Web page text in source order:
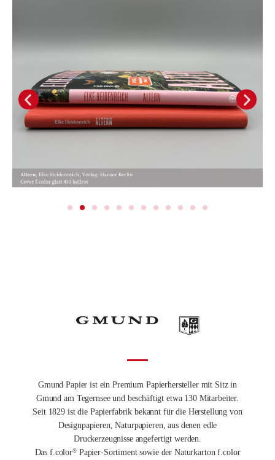
Gmund Papier ist ein Premium Papierhersteller mit Sitz in
Gmund am Tegernsee und beschäftigt etwa 130 Mitarbeiter.
Seit 1829 ist die Papierfabrik bekannt für die Herstellung von
Designpapieren, Naturpapieren, aus denen edle
Druckerzeugnisse angefertigt werden.
Das f.color®Papier-Sortiment sowie der Naturkarton f.color